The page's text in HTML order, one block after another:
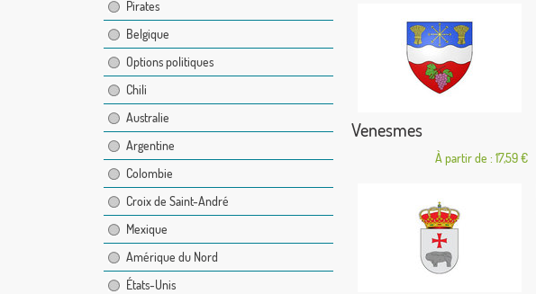
Pirates
Belgique
Options politiques
Chili
Australie
Argentine
Colombie
Croix de Saint-André
Mexique
Amérique du Nord
États-Unis
Venesmes
À partir de : 17,59 €